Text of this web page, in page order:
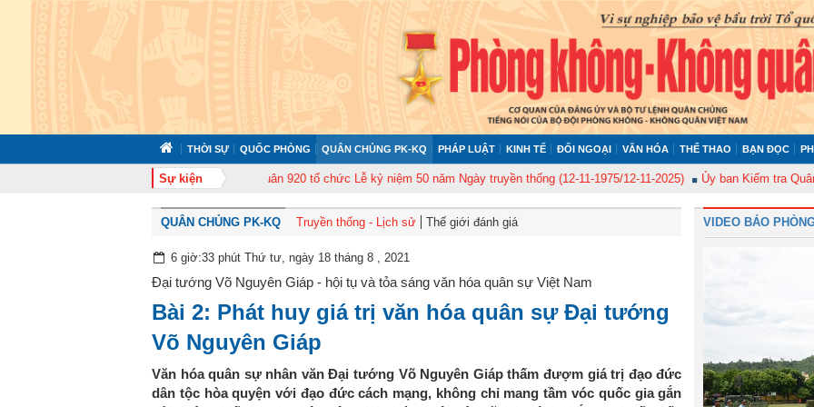
THỜI SỰ QUỐC PHÒNG QUÂN CHỦNG PK-KQ PHÁP LUẬT KINH TẾ ĐỐI NGOẠI VĂN HÓA THỂ THAO BẠN ĐỌC
Sự kiện
Trung đoàn Không quân 920 tổ chức Lễ kỷ niệm 50 năm Ngày truyền thống (12-11-1975/12-11-2025) Ủy ban Kiểm tra Quân ủy
QUÂN CHỦNG PK-KQ Truyền thống - Lịch sử Thế giới đánh giá
6 giờ:33 phút Thứ tư, ngày 18 tháng 8 , 2021
Đại tướng Võ Nguyên Giáp - hội tụ và tỏa sáng văn hóa quân sự Việt Nam
Bài 2: Phát huy giá trị văn hóa quân sự Đại tướng
Võ Nguyên Giáp
Văn hóa quân sự nhân văn Đại tướng Võ Nguyên Giáp thấm đượm giá trị đạo đức
dân tộc hòa quyện với đạo đức cách mạng, không chỉ mang tầm vóc quốc gia gắn
VIDEO BÁO